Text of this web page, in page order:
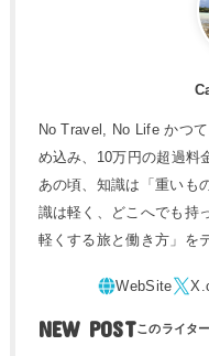
No Travel, No Life かつ
め込み、10万円の超過料
あの頃、知識は「重いも
識は軽く、どこへでも持
軽くする旅と働き方」を
NEW POST